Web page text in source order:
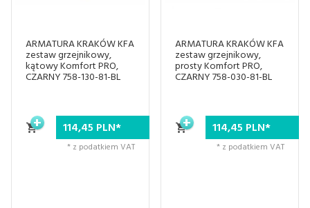
ARMATURA KRAKÓW KFA
zestaw grzejnikowy,
kątowy Komfort PRO,
CZARNY 758-130-81-BL
114,45 PLN*
* z podatkiem VAT
ARMATURA KRAKÓW KFA
zestaw grzejnikowy,
prosty Komfort PRO,
CZARNY 758-030-81-BL
114,45 PLN*
* z podatkiem VAT